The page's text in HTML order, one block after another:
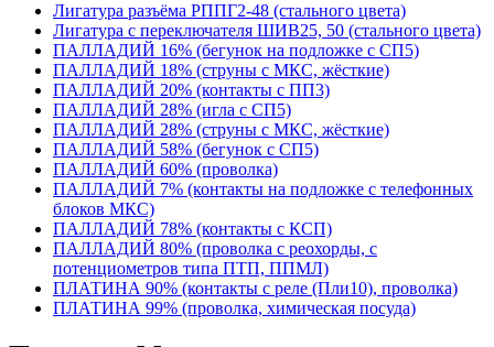
Лигатура разъёма РППГ2-48 (стального цвета)
Лигатура с переключателя ШИВ25, 50 (стального цвета)
ПАЛЛАДИЙ 16% (бегунок на подложке с СП5)
ПАЛЛАДИЙ 18% (струны с МКС, жёсткие)
ПАЛЛАДИЙ 20% (контакты с ПП3)
ПАЛЛАДИЙ 28% (игла с СП5)
ПАЛЛАДИЙ 28% (струны с МКС, жёсткие)
ПАЛЛАДИЙ 58% (бегунок с СП5)
ПАЛЛАДИЙ 60% (проволка)
ПАЛЛАДИЙ 7% (контакты на подложке с телефонных
блоков МКС)
ПАЛЛАДИЙ 78% (контакты с КСП)
ПАЛЛАДИЙ 80% (проволка с реохорды, с
потенциометров типа ПТП, ППМЛ)
ПЛАТИНА 90% (контакты с реле (Пли10), проволка)
ПЛАТИНА 99% (проволка, химическая посуда)